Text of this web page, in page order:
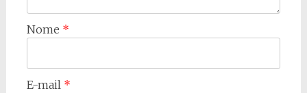
Nome *
E-mail *